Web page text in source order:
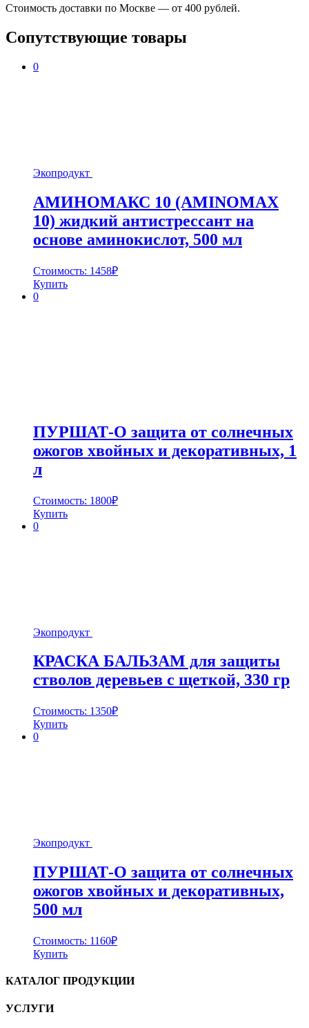
Стоимость доставки по Москве — от 400 рублей.
Сопутствующие товары
0
Экопродукт
АМИНОМАКС 10 (AMINOMAX
10) жидкий антистрессант на
основе аминокислот, 500 мл
Стоимость: 1458₽
Купить
0
ПУРШАТ-О защита от солнечных
ожогов хвойных и декоративных, 1
л
Стоимость: 1800₽
Купить
0
Экопродукт
КРАСКА БАЛЬЗАМ для защиты
стволов деревьев с щеткой, 330 гр
Стоимость: 1350₽
Купить
0
Экопродукт
ПУРШАТ-О защита от солнечных
ожогов хвойных и декоративных,
500 мл
Стоимость: 1160₽
Купить
КАТАЛОГ ПРОДУКЦИИ
УСЛУГИ